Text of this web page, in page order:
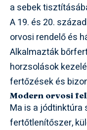
a sebek
A 19. és 20.
orvosi rendelő és
Alkalmazták
horzsolások
fertőzések és
Modern orvosi
Ma is a
fertőtlenítőszer,